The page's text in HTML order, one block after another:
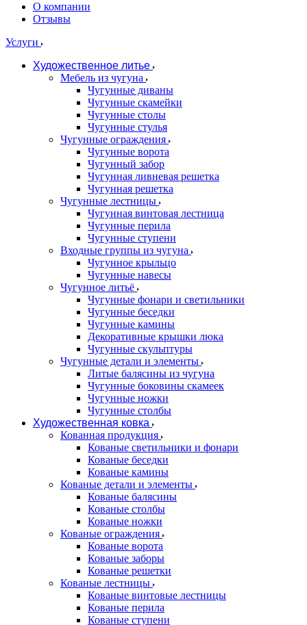
О компании
Отзывы
Услуги
Художественное литье
Мебель из чугуна
Чугунные диваны
Чугунные скамейки
Чугунные столы
Чугунные стулья
Чугунные ограждения
Чугунные ворота
Чугунный забор
Чугунная ливневая решетка
Чугунная решетка
Чугунные лестницы
Чугунная винтовая лестница
Чугунные перила
Чугунные ступени
Входные группы из чугуна
Чугунное крыльцо
Чугунные навесы
Чугунное литьё
Чугунные фонари и светильники
Чугунные беседки
Чугунные камины
Декоративные крышки люка
Чугунные скульптуры
Чугунные детали и элементы
Литые балясины из чугуна
Чугунные боковины скамеек
Чугунные ножки
Чугунные столбы
Художественная ковка
Кованная продукция
Кованые светильники и фонари
Кованые беседки
Кованые камины
Кованые детали и элементы
Кованые балясины
Кованые столбы
Кованые ножки
Кованые ограждения
Кованые ворота
Кованые заборы
Кованые решетки
Кованые лестницы
Кованые винтовые лестницы
Кованые перила
Кованые ступени